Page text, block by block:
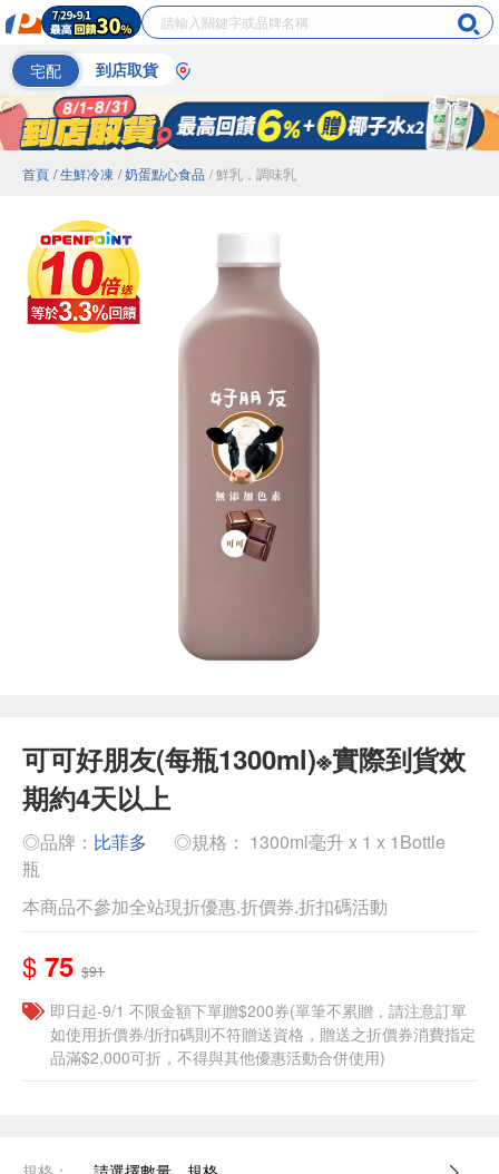
宅配 到店取貨
首頁 / 生鮮冷凍 / 奶蛋點心食品 / 鮮乳．調味乳
可可好朋友(每瓶1300ml)※實際到貨效
期約4天以上
◎品牌： 比菲多
◎規格： 1300ml毫升 x 1 x 1Bottle
瓶
本商品不參加全站現折優惠.折價券.折扣碼活動
$ 75 $91
即日起-9/1 不限金額下單贈$200券(單筆不累贈，請注意訂單
如使用折價券/折扣碼則不符贈送資格，贈送之折價券消費指定
品滿$2,000可折，不得與其他優惠活動合併使用)